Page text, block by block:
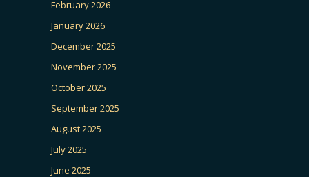
February 2026
January 2026
December 2025
November 2025
October 2025
September 2025
August 2025
July 2025
June 2025